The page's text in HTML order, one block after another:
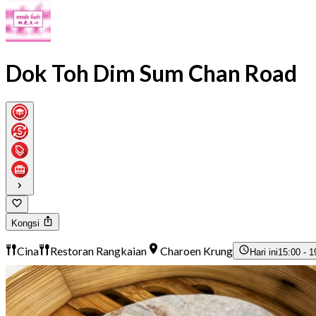
Dok Toh Dim Sum Chan Road
Kongsi
Cina Restoran Rangkaian Charoen Krung Hari ini15:00 -